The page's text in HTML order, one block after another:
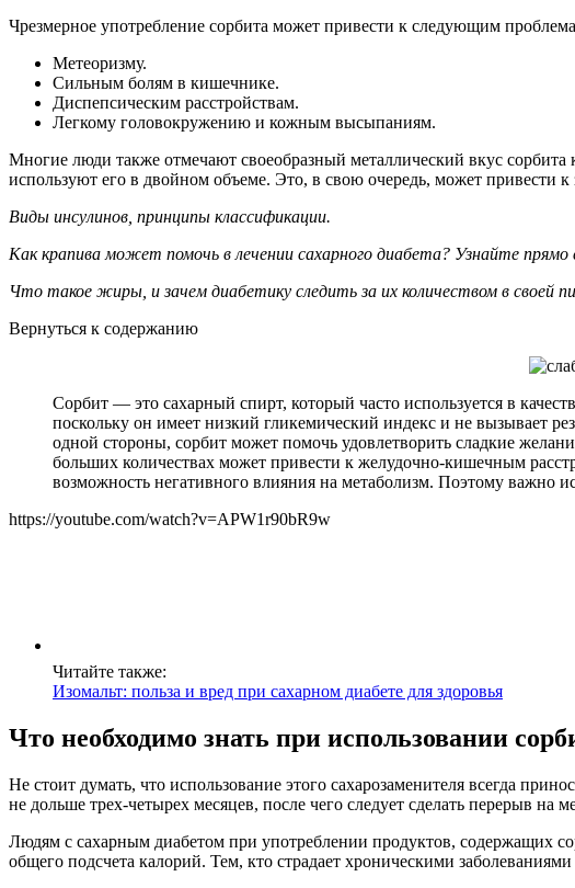
Чрезмерное употребление сорбита может привести к следующим
Метеоризму.
Сильным болям в кишечнике.
Диспепсическим расстройствам.
Легкому головокружению и кожным высыпаниям.
Многие люди также отмечают своеобразный металлический вкус сорбита
используют его в двойном объеме. Это, в свою очередь, может привести
Виды инсулинов, принципы классификации.
Как крапива может помочь в лечении сахарного диабета? Узнайте прямо
Что такое жиры, и зачем диабетику следить за их количеством в своей
Вернуться к содержанию
Сорбит — это сахарный спирт, который часто используется в
поскольку он имеет низкий гликемический индекс и не вызывает
одной стороны, сорбит может помочь удовлетворить сладкие
больших количествах может привести к желудочно-кишечным
возможность негативного влияния на метаболизм. Поэтому важно
https://youtube.com/watch?v=APW1r90bR9w
Читайте также:
Изомальт: польза и вред при сахарном диабете для здоровья
Что необходимо знать при использовании
Не стоит думать, что использование этого сахарозаменителя всегда
не дольше трех-четырех месяцев, после чего следует сделать перерыв
Людям с сахарным диабетом при употреблении продуктов, содержащих
общего подсчета калорий. Тем, кто страдает хроническими